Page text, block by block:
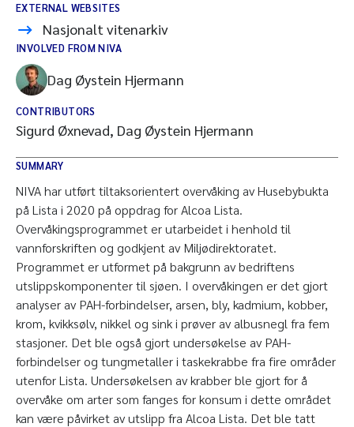
EXTERNAL WEBSITES
Nasjonalt vitenarkiv
INVOLVED FROM NIVA
Dag Øystein Hjermann
CONTRIBUTORS
Sigurd Øxnevad, Dag Øystein Hjermann
SUMMARY
NIVA har utført tiltaksorientert overvåking av Husebybukta
på Lista i 2020 på oppdrag for Alcoa Lista.
Overvåkingsprogrammet er utarbeidet i henhold til
vannforskriften og godkjent av Miljødirektoratet.
Programmet er utformet på bakgrunn av bedriftens
utslippskomponenter til sjøen. I overvåkingen er det gjort
analyser av PAH-forbindelser, arsen, bly, kadmium, kobber,
krom, kvikksølv, nikkel og sink i prøver av albusnegl fra fem
stasjoner. Det ble også gjort undersøkelse av PAH-
forbindelser og tungmetaller i taskekrabbe fra fire områder
utenfor Lista. Undersøkelsen av krabber ble gjort for å
overvåke om arter som fanges for konsum i dette området
kan være påvirket av utslipp fra Alcoa Lista. Det ble tatt